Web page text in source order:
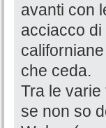
avanti con
acciacco
che ceda.
Tra le
se non so